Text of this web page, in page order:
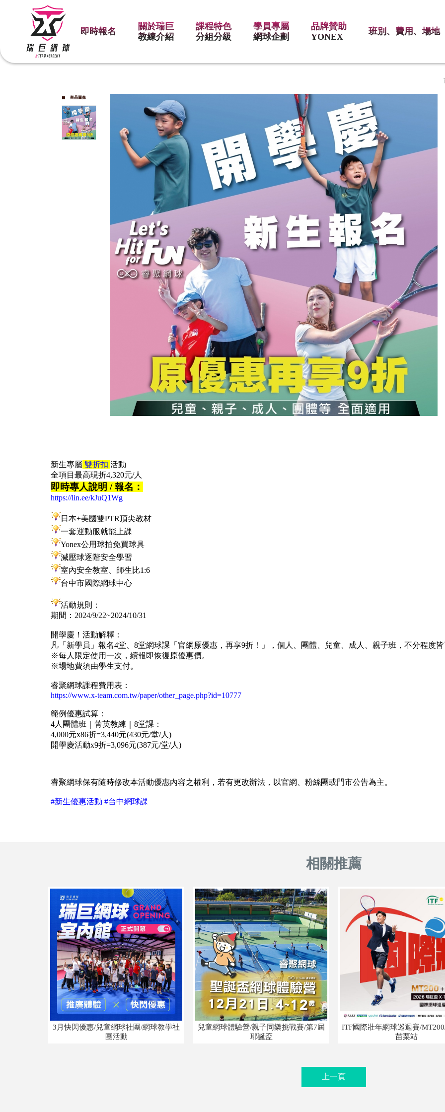
即時報名
關於瑞巨
教練介紹
課程特色
分組分級
學員專屬
網球企劃
品牌贊助
YONEX
班別、費用、場地
商品圖像
新生專屬 雙折扣 活動
全項目最高現折4,320元/人
即時專人說明 / 報名：
https://lin.ee/kJuQ1Wg
日本+美國雙PTR頂尖教材
一套運動服就能上課
Yonex公用球拍免買球具
減壓球逐階安全學習
室內安全教室、師生比1:6
台中市國際網球中心
活動規則：
期間：2024/9/22~2024/10/31
開學慶！活動解釋：
凡「新學員」報名4堂、8堂網球課「官網原優惠，再享9折！」，個人、團體、兒童、成人、親子班，不分程度
※每人限定使用一次，續報即恢復原優惠價。
※場地費須由學生支付。
睿聚網球課程費用表：
https://www.x-team.com.tw/paper/other_page.php?id=10777
範例優惠試算：
4人團體班｜菁英教練｜8堂課：
4,000元x86折=3,440元(430元/堂/人)
開學慶活動x9折=3,096元(387元/堂/人)
睿聚網球保有隨時修改本活動優惠內容之權利，若有更改辦法，以官網、粉絲團或門市公告為主。
#新生優惠活動 #台中網球課
3月快閃優惠/兒童網球社團/網球教學社
團活動
兒童網球體驗營/親子同樂挑戰賽/第7屆
耶誕盃
ITF國際壯年網球巡迴賽/
苗栗站
上一頁